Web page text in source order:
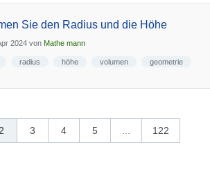
Sie den Radius und die Höhe
2024 von Mathe mann
radius höhe volumen geometrie
2 3 4 5 122